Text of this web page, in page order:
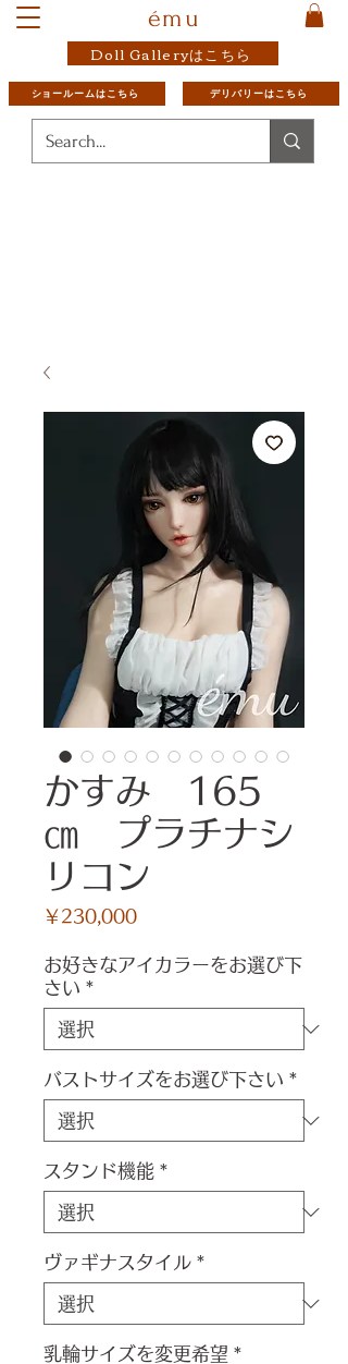
ému
Doll Galleryはこちら
ショールームはこちら デリバリーはこちら
かすみ 165
㎝ プラチナシ
リコン
￥230,000価
お好きなアイカラーをお選び下
さい *
バストサイズをお選び下さい *
スタンド機能 *
ヴァギナスタイル *
乳輪サイズを変更希望 *